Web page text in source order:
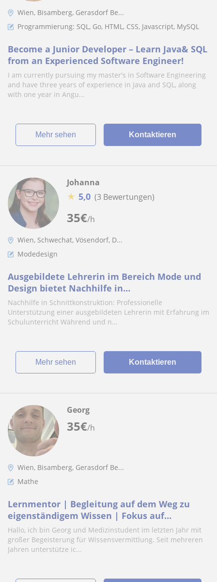
Wien, Bisamberg, Gerasdorf Be...
Programmierung: SQL, Go, HTML, CSS, Javascript, MySQL
Become a Junior Developer – Learn Java& SQL
from an Experienced Software Engineer!
I am currently pursuing my master's in Software Engineering
and have three years of experience in Java and SQL, along
with one year in Angu...
Mehr sehen Kontaktieren
35€/h
Johanna
★ 5,0 (3 Bewertungen)
Wien, Schwechat, Vösendorf, D...
Modedesign
Ausgebildete Lehrerin im Bereich Mode und
Design bietet Nachhilfe in
Schnittkonstruktion in Wien und Umgebung.
On- und Offline
Nachhilfe in Schnittkonstruktion: Professionelle
Unterstützung einer ausgebildeten Lehrerin mit Erfahrung im
Schulunterricht Während und n...
Mehr sehen Kontaktieren
35€/h
Georg
Wien, Bisamberg, Gerasdorf Be...
Mathe
Lernmentor | Begleitung auf dem Weg zu
eigenständigem Wissen | Fokus auf
naturwissenschaftliche Fächer und
Mathematik
Hallo, ich bin Georg und Medizinstudent im letzten Jahr mit
großer Begeisterung für Wissensvermittlung. Seit mehreren
Jahren unterstütze ic...